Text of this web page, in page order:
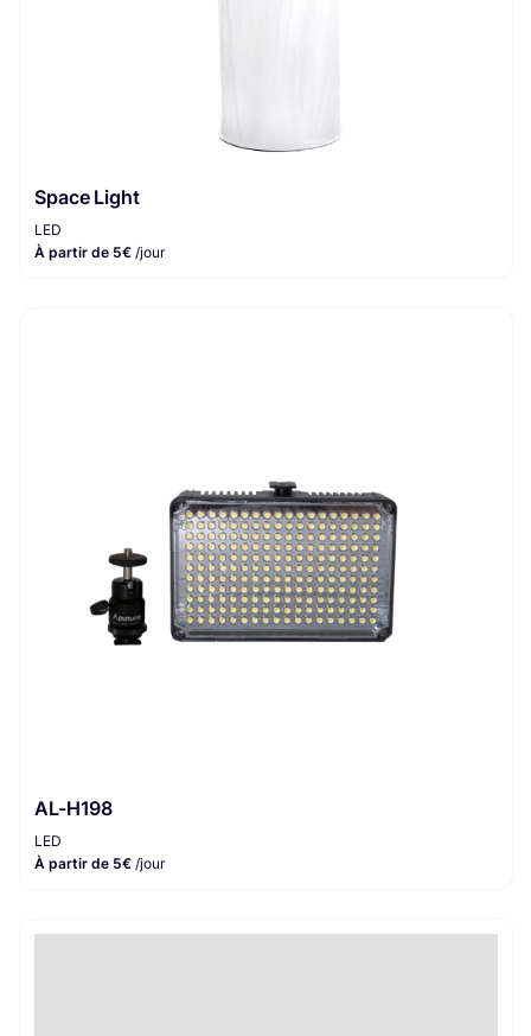
Space Light
LED
À partir de 5€ /jour
AL-H198
LED
À partir de 5€ /jour